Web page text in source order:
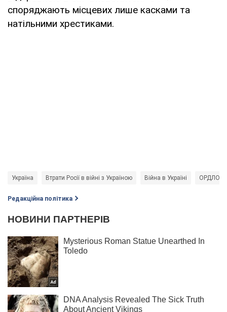
споряджають місцевих лише касками та
натільними хрестиками.
Україна Втрати Росії в війні з Україною Війна в Україні ОРДЛО
Редакційна політика